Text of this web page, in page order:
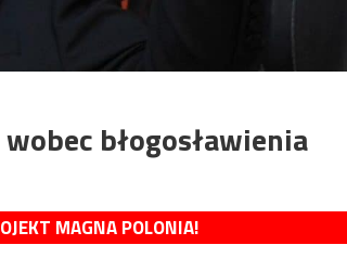
błogosławienia
MAGNA POLONIA!